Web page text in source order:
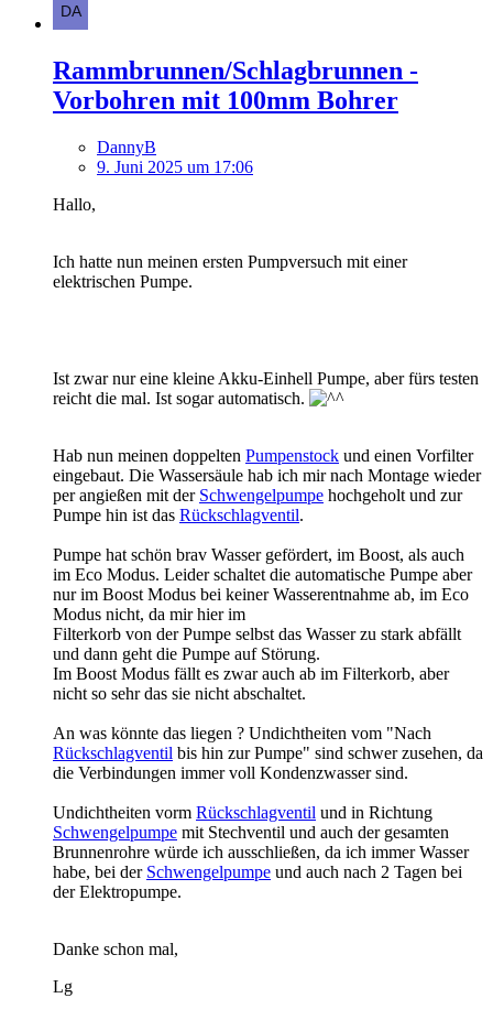
Rammbrunnen/Schlagbrunnen -
Vorbohren mit 100mm Bohrer
DannyB
9. Juni 2025 um 17:06
Hallo,
Ich hatte nun meinen ersten Pumpversuch mit einer
elektrischen Pumpe.
Ist zwar nur eine kleine Akku-Einhell Pumpe, aber fürs testen
reicht die mal. Ist sogar automatisch.
Hab nun meinen doppelten Pumpenstock und einen Vorfilter
eingebaut. Die Wassersäule hab ich mir nach Montage wieder
per angießen mit der Schwengelpumpe hochgeholt und zur
Pumpe hin ist das Rückschlagventil.
Pumpe hat schön brav Wasser gefördert, im Boost, als auch
im Eco Modus. Leider schaltet die automatische Pumpe aber
nur im Boost Modus bei keiner Wasserentnahme ab, im Eco
Modus nicht, da mir hier im
Filterkorb von der Pumpe selbst das Wasser zu stark abfällt
und dann geht die Pumpe auf Störung.
Im Boost Modus fällt es zwar auch ab im Filterkorb, aber
nicht so sehr das sie nicht abschaltet.
An was könnte das liegen ? Undichtheiten vom "Nach
Rückschlagventil bis hin zur Pumpe" sind schwer zusehen, da
die Verbindungen immer voll Kondenzwasser sind.
Undichtheiten vorm Rückschlagventil und in Richtung
Schwengelpumpe mit Stechventil und auch der gesamten
Brunnenrohre würde ich ausschließen, da ich immer Wasser
habe, bei der Schwengelpumpe und auch nach 2 Tagen bei
der Elektropumpe.
Danke schon mal,
Lg